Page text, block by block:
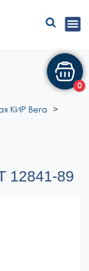
КИР Вега
12841-89
0